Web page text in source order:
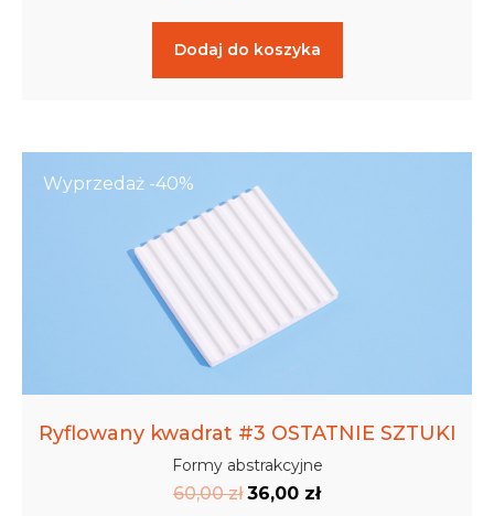
Dodaj do koszyka
Wyprzedaż -40%
Ryflowany kwadrat #3 OSTATNIE SZTUKI
Formy abstrakcyjne
60,00zł 36,00 zł